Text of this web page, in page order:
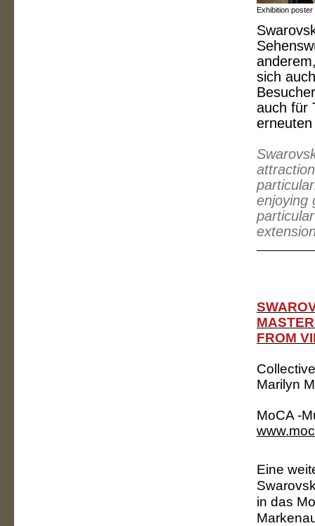
Exhibition
sich
auch für
enjoying
FROM
Marilyn
MoCA -
Eine
in das